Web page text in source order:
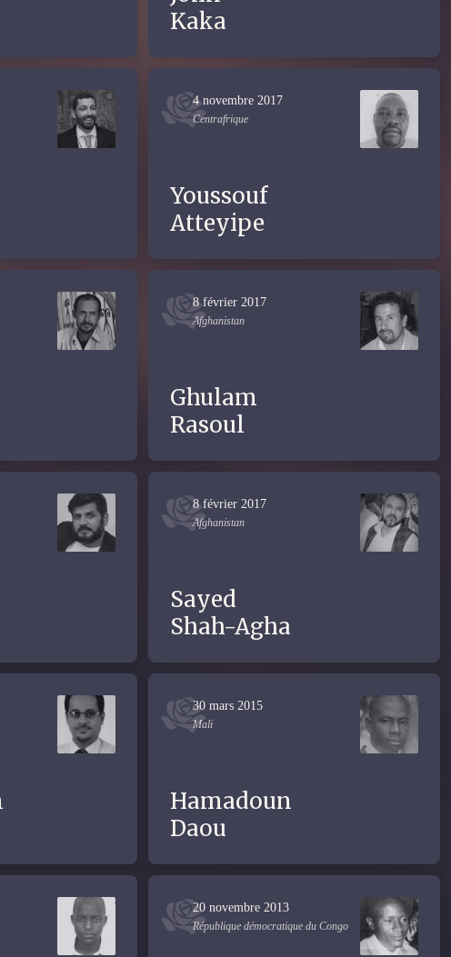
Kaka
4 novembre 2017
Centrafrique
Youssouf
Atteyipe
8 février 2017
Afghanistan
Ghulam
Rasoul
8 février 2017
Afghanistan
Sayed
Shah-Agha
30 mars 2015
Mali
Hamadoun
Daou
20 novembre 2013
République démocratique du Congo